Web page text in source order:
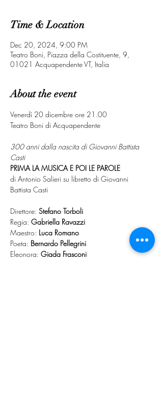
Time & Location
Dec 20, 2024, 9:00 PM
Teatro Boni, Piazza della Costituente, 9,
01021 Acquapendente VT, Italia
About the event
Venerdì 20 dicembre ore 21.00
Teatro Boni di Acquapendente
300 anni dalla nascita di Giovanni Battista
Casti
PRIMA LA MUSICA E POI LE PAROLE
di Antonio Salieri su libretto di Giovanni
Battista Casti
Direttore: Stefano Torboli
Regia: Gabriella Ravazzi
Maestro: Luca Romano
Poeta: Bernardo Pellegrini
Eleonora: Giada Frasconi